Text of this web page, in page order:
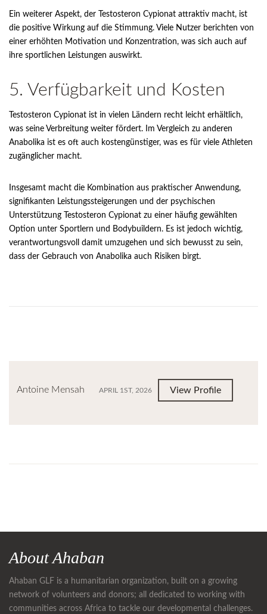
Ein weiterer Aspekt, der Testosteron Cypionat attraktiv macht, ist
die positive Wirkung auf die Stimmung. Viele Nutzer berichten von
einer erhöhten Motivation und Konzentration, was sich auch auf
ihre sportlichen Leistungen auswirkt.
5. Verfügbarkeit und Kosten
Testosteron Cypionat ist in vielen Ländern recht leicht erhältlich,
was seine Verbreitung weiter fördert. Im Vergleich zu anderen
Anabolika ist es oft auch kostengünstiger, was es für viele Athleten
zugänglicher macht.
Insgesamt macht die Kombination aus praktischer Anwendung,
signifikanten Leistungssteigerungen und der psychischen
Unterstützung Testosteron Cypionat zu einer häufig gewählten
Option unter Sportlern und Bodybuildern. Es ist jedoch wichtig,
verantwortungsvoll damit umzugehen und sich bewusst zu sein,
dass der Gebrauch von Anabolika auch Risiken birgt.
Antoine Mensah APRIL 1ST, 2026 View Profile
About Ahaban
Ahaban GLF is a humanitarian organization, built on a growing
network of volunteers and donors; all dedicated to working with
communities across Africa to tackle our developmental challenges.